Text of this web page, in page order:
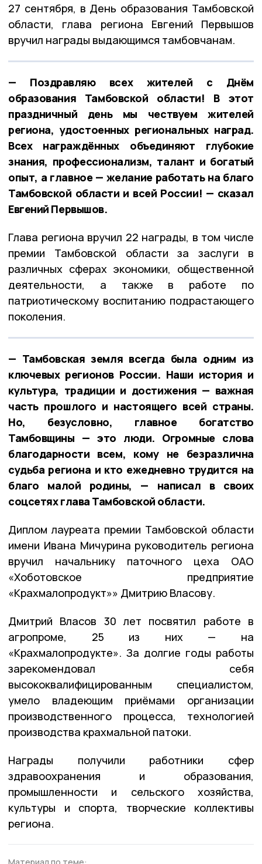
27 сентября, в День образования Тамбовской
области, глава региона Евгений Первышов
вручил награды выдающимся тамбовчанам.
— Поздравляю всех жителей с Днём
образования Тамбовской области! В этот
праздничный день мы чествуем жителей
региона, удостоенных региональных наград.
Всех награждённых объединяют глубокие
знания, профессионализм, талант и богатый
опыт, а главное — желание работать на благо
Тамбовской области и всей России! — сказал
Евгений Первышов.
Глава региона вручил 22 награды, в том числе
премии Тамбовской области за заслуги в
различных сферах экономики, общественной
деятельности, а также в работе по
патриотическому воспитанию подрастающего
поколения.
— Тамбовская земля всегда была одним из
ключевых регионов России. Наши история и
культура, традиции и достижения — важная
часть прошлого и настоящего всей страны.
Но, безусловно, главное богатство
Тамбовщины — это люди. Огромные слова
благодарности всем, кому не безразлична
судьба региона и кто ежедневно трудится на
благо малой родины, — написал в своих
соцсетях глава Тамбовской области.
Диплом лауреата премии Тамбовской области
имени Ивана Мичурина руководитель региона
вручил начальнику паточного цеха ОАО
«Хоботовское предприятие
«Крахмалопродукт»» Дмитрию Власову.
Дмитрий Власов 30 лет посвятил работе в
агропроме, 25 из них — на
«Крахмалопродукте». За долгие годы работы
зарекомендовал себя
высококвалифицированным специалистом,
умело владеющим приёмами организации
производственного процесса, технологией
производства крахмальной патоки.
Награды получили работники сфер
здравоохранения и образования,
промышленности и сельского хозяйства,
культуры и спорта, творческие коллективы
региона.